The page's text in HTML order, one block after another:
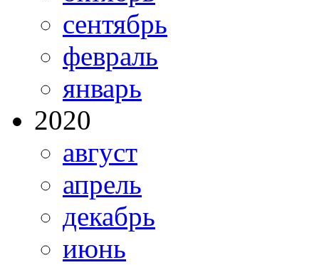
сентябрь
февраль
январь
2020
август
апрель
декабрь
июнь